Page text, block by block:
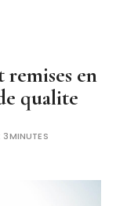
en
qualite
3MINUTES